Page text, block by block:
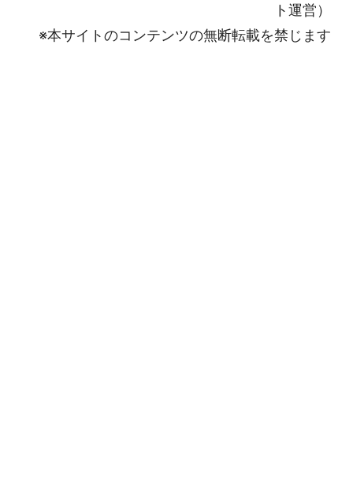
ト運営）
※本サイトのコンテンツの無断転載を禁じます